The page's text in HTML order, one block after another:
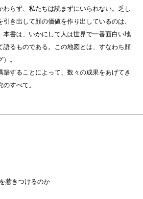
わらず、私たちは読まずにいられない。乏し
き出して顔の価値を作り出しているのは、
本書は、いかにして人は世界で一番面白い地
語るものである。この地図とは、すなわち顔
。
築することによって、数々の成果をあげてき
すべて。
惹きつけるのか